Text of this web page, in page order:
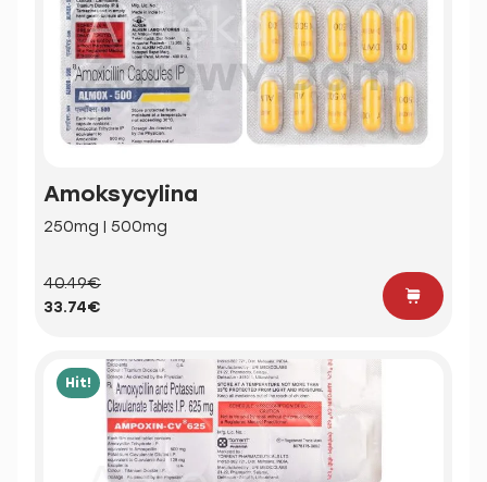
Amoksycylina
250mg | 500mg
40.49€
33.74€
Hit!